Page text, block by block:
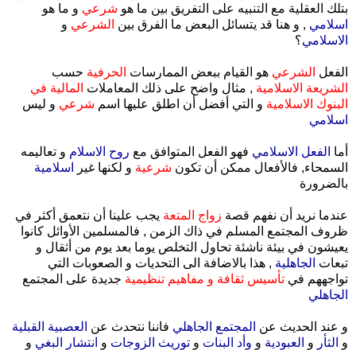
بتلك العقلية مع التنبيه على التفريق بين ما هو شرعي و ما هو
اسلامي , و هنا قد يتسائل البعض ما الفرق بين الشرعي و
الاسلامي؟
الفعل الشرعي هو القيام ببعض الممارسات الحرفية حسب
الشريعة الاسلامية , مثال واضح على ذلك المعاملات المالية في
البنوك الاسلامية و التي أفضل أن اطلق عليها اسم شرعي و ليس
اسلامي
أما الفعل الاسلامي فهو الفعل المتوافق مع روح الاسلام و تعاليمه
السمحاء, فالأفعال ممكن أن تكون شرعية و لكنها غير
اسلامية
بالضرورة
عندما نريد أن نفهم قصة زواج المتعة يجب علينا أن نتعمق أكثر في
ظروف المجتمع المسلم في ذاك الزمن , فالمسلمين الأوائل كانوا
يعيشون في بيئة ناشئة تحاول التخلص يوما بعد يوم من أثقال و
تبعات الجاهلية , هذا بالاضافة الى التحديات و الصعوبات التي
تواجههم في تأسيس ثقافة و مفاهيم تنظيمية جديدة على المجتمع
الجاهلي
و عند الحديث عن المجتمع الجاهلي فاننا نتحدث عن العصبية القبلية
و الثأر و العبودية و وأد البنات و توريث الزوجات و انتشار البغي و